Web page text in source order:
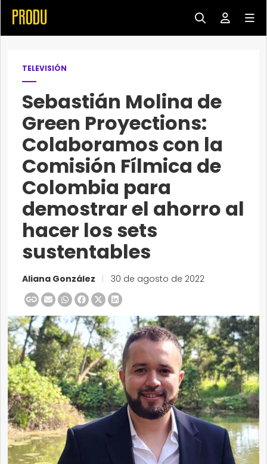
TELEVISIÓN
Sebastián Molina de
Green Proyections:
Colaboramos con la
Comisión Fílmica de
Colombia para
demostrar el ahorro al
hacer los sets
sustentables
Aliana González 30 de agosto de 2022